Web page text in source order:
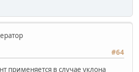
#64
применяется в случае уклона